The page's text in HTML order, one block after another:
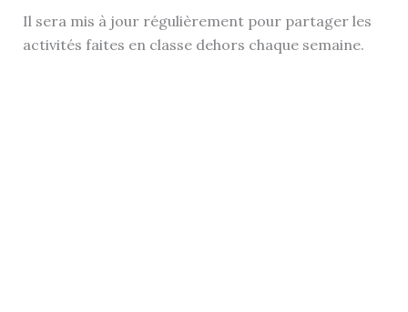
Il sera mis à jour régulièrement pour partager les
activités faites en classe dehors chaque semaine.